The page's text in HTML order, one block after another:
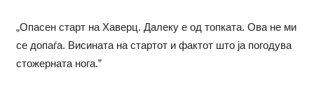
„Опасен старт на Хаверц. Далеку е од топката. Ова не ми
се допаѓа. Висината на стартот и фактот што ја погодува
стожерната нога.”